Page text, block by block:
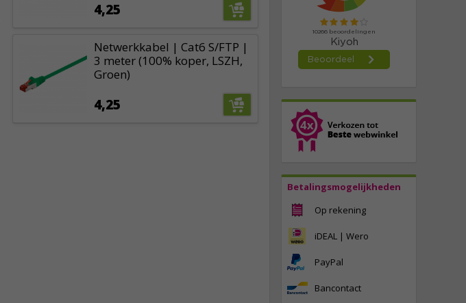
Betalingsmogelijkheden
Op rekening
iDEAL | Wero
PayPal
Bancontact
4,25
Netwerkkabel | Cat6 S/FTP |
3 meter (100% koper, LSZH,
Groen)
4,25